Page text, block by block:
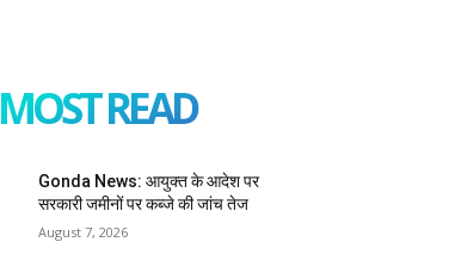
MOST READ
Gonda News: आयुक्त के आदेश पर
सरकारी जमीनों पर कब्जे की जांच तेज
August 7, 2026